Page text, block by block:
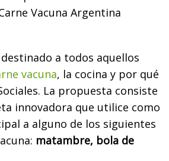
Vacuna Argentina
a todos aquellos
vacuna, la cocina y por qué
La propuesta consiste
innovadora que utilice como
a alguno de los siguientes
matambre, bola de